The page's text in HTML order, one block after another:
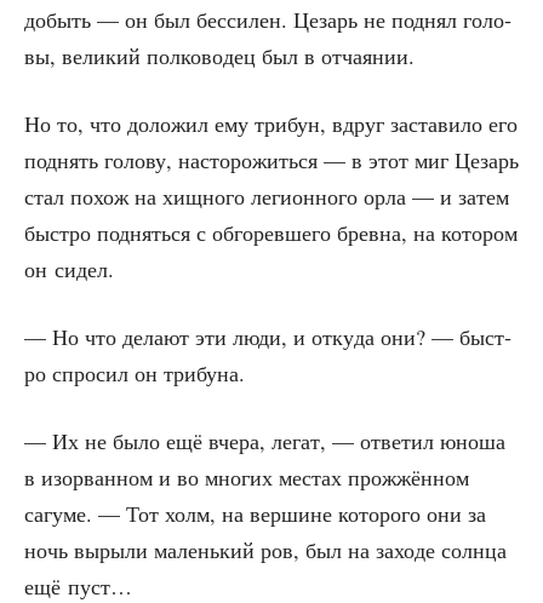
добыть — он был бес­си­лен. Цезарь не под­нял голо­
вы, вели­кий пол­ко­во­дец был в отчаянии.
Но то, что доло­жил ему три­бун, вдруг заста­ви­ло его
под­нять голо­ву, насто­ро­жить­ся — в этот миг Цезарь
стал похож на хищ­но­го леги­он­но­го орла — и затем
быст­ро под­нять­ся с обго­рев­ше­го брев­на, на кото­ром
он сидел.
— Но что дела­ют эти люди, и отку­да они? — быст­
ро спро­сил он трибуна.
— Их не было ещё вче­ра, легат, — отве­тил юно­ша
в изо­рван­ном и во мно­гих местах про­жжён­ном
сагу­ме. — Тот холм, на вер­шине кото­ро­го они за
ночь выры­ли малень­кий ров, был на захо­де солн­ца
ещё пуст…